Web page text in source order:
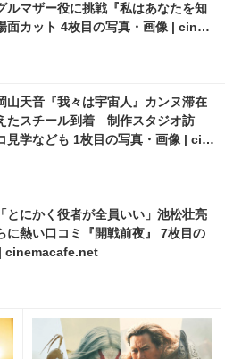
ルマザー役に挑戦『私はあなたを知
面カット 4枚目の写真・画像 | cinem
山天音『我々は宇宙人』カンヌ滞在
たスチール到着 制作スタジオ訪
見学なども 1枚目の写真・画像 | cin
とにかく役者が全員いい」池松壮亮
に熱い口コミ『開戦前夜』 7枚目の
cinemacafe.net